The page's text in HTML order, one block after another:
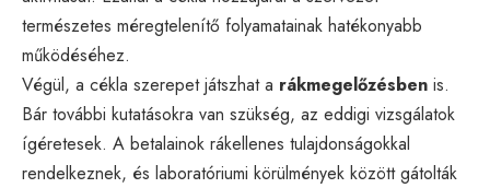
természetes méregtelenítő folyamatainak hatékonyabb
működéséhez.
Végül, a cékla szerepet játszhat a rákmegelőzésben is.
Bár további kutatásokra van szükség, az eddigi vizsgálatok
ígéretesek. A betalainok rákellenes tulajdonságokkal
rendelkeznek, és laboratóriumi körülmények között gátolták